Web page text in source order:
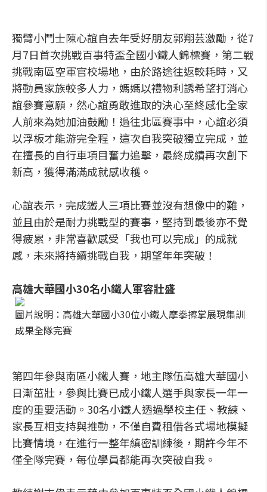
獨臂小鬥士陳心誼自去年受好朋友郭翔芸激勵，從7
月7日首次挑戰百事特盃全國小鐵人錦標賽，第二戰
挑戰南區空軍官校場地，由於路途往返較耗時，又
將動員家族較多人力，媽媽以禮物利誘希望打消心
誼參賽意願，然心誼勇敢進取的決心至終感化全家
人前來為她加油鼓勵！過往北區賽事中，心誼必須
以浮板才能游完全程，這次自我突破獨立完成，並
在擅長的自行車項目奮力追擊，最終成績再次創下
新高，獲得滿滿成就感收穫。
心誼表示，完成鐵人三項比賽並沒有想像中的難，
並且由於是耐力挑戰型的賽事，堅持到最後亦不覺
得疲累，非常喜歡感受「我也可以完成」的成就
感，未來將持續挑戰自我，期望年年突破！
高雄大華國小30名小鐵人軍容壯盛
圖片說明：高雄大華國小30位小鐵人摩拳擦掌展現集訓
成果全隊完賽
第四年參與南區小鐵人賽，地主隊伍高雄大華國小
日漸茁壯，參與比賽已成小鐵人選手與家長一年一
度的重要活動。30名小鐵人透過學校主任、教練、
家長互相支持與推動，不僅自費租借各式場地模擬
比賽情境，在進行一整年縝密訓練後，期許今年不
僅全隊完賽，每位學員都能再次突破自我。